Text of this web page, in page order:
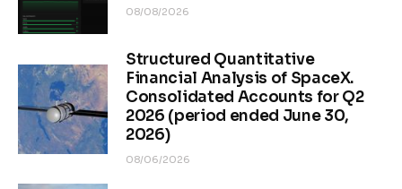
08/08/2026
Structured Quantitative
Financial Analysis of SpaceX.
Consolidated Accounts for Q2
2026 (period ended June 30,
2026)
08/06/2026